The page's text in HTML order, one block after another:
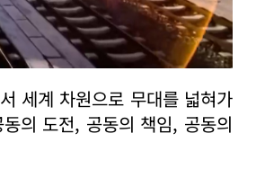
세계 차원으로 무대를 넓혀가
의 도전, 공동의 책임, 공동의